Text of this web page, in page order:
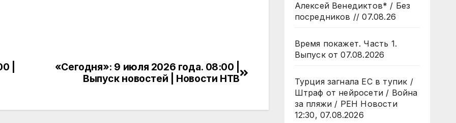
«Сегодня»: 9 июля 2026 года. 08:00 |
Выпуск новостей | Новости НТВ
|
Алексей Венедиктов* / Без
посредников // 07.08.26
Время покажет. Часть 1.
Выпуск от 07.08.2026
Турция загнала ЕС в тупик /
Штраф от нейросети / Война
за пляжи / РЕН Новости
12:30, 07.08.2026